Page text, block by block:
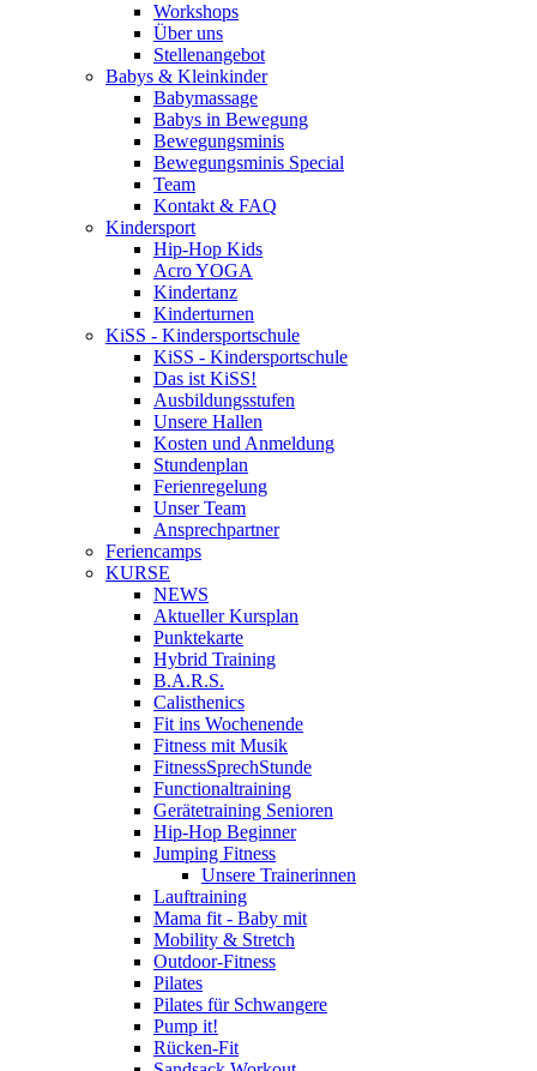
Workshops
Über uns
Stellenangebot
Babys & Kleinkinder
Babymassage
Babys in Bewegung
Bewegungsminis
Bewegungsminis Special
Team
Kontakt & FAQ
Kindersport
Hip-Hop Kids
Acro YOGA
Kindertanz
Kinderturnen
KiSS - Kindersportschule
KiSS - Kindersportschule
Das ist KiSS!
Ausbildungsstufen
Unsere Hallen
Kosten und Anmeldung
Stundenplan
Ferienregelung
Unser Team
Ansprechpartner
Feriencamps
KURSE
NEWS
Aktueller Kursplan
Punktekarte
Hybrid Training
B.A.R.S.
Calisthenics
Fit ins Wochenende
Fitness mit Musik
FitnessSprechStunde
Functionaltraining
Gerätetraining Senioren
Hip-Hop Beginner
Jumping Fitness
Unsere Trainerinnen
Lauftraining
Mama fit - Baby mit
Mobility & Stretch
Outdoor-Fitness
Pilates
Pilates für Schwangere
Pump it!
Rücken-Fit